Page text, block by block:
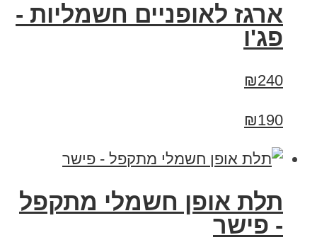
ארגז לאופניים חשמליות -
פג'ו
₪240
₪190
תלת אופן חשמלי מתקפל
- פישר